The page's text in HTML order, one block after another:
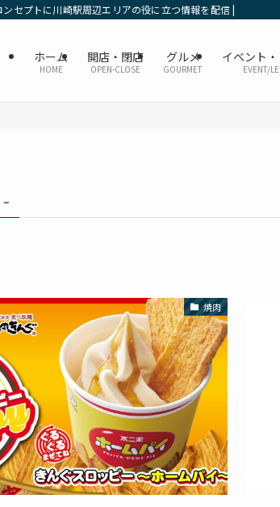
セプトに川崎駅周辺エリアの役に立つ情報を配信 | かなレポ
ホーム
HOME
開店・閉店
OPEN-CLOSE
グルメ
GOURMET
イベント
EVENT/
焼肉